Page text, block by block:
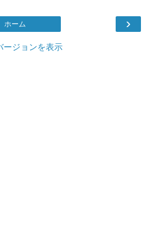
›
ホーム
ージョンを表示